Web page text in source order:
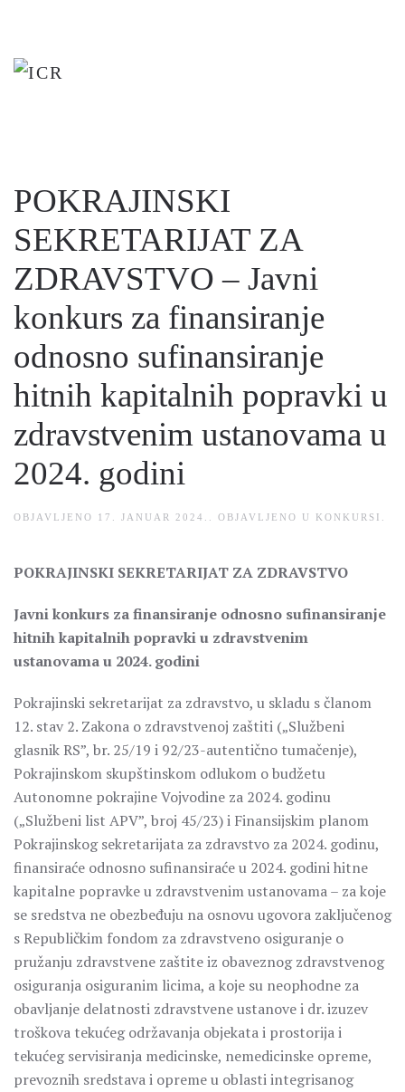
to
POKRAJINSKI
SEKRETARIJAT ZA
ZDRAVSTVO – Javni
konkurs za finansiranje
odnosno sufinansiranje
hitnih kapitalnih popravki u
zdravstvenim ustanovama u
2024. godini
OBJAVLJENO 17. JANUAR 2024. . OBJAVLJENO U KONKURSI
POKRAJINSKI SEKRETARIJAT ZA ZDRAVSTVO
Javni konkurs za finansiranje odnosno sufinansiranje
hitnih kapitalnih popravki u zdravstvenim
ustanovama u 2024. godini
Pokrajinski sekretarijat za zdravstvo, u skladu s članom
12. stav 2. Zakona o zdravstvenoj zaštiti („Službeni
glasnik RS”, br. 25/19 i 92/23-autentično tumačenje),
Pokrajinskom skupštinskom odlukom o budžetu
Autonomne pokrajine Vojvodine za 2024. godinu
(„Službeni list APV”, broj 45/23) i Finansijskim planom
Pokrajinskog sekretarijata za zdravstvo za 2024. godinu,
finansiraće odnosno sufinansiraće u 2024. godini hitne
kapitalne popravke u zdravstvenim ustanovama – za koje
se sredstva ne obezbeđuju na osnovu ugovora zaključenog
s Republičkim fondom za zdravstveno osiguranje o
pružanju zdravstvene zaštite iz obaveznog zdravstvenog
osiguranja osiguranim licima, a koje su neophodne za
obavljanje delatnosti zdravstvene ustanove i dr. izuzev
troškova tekućeg održavanja objekata i prostorija i
tekućeg servisiranja medicinske, nemedicinske opreme,
prevoznih sredstava i opreme u oblasti integrisanog